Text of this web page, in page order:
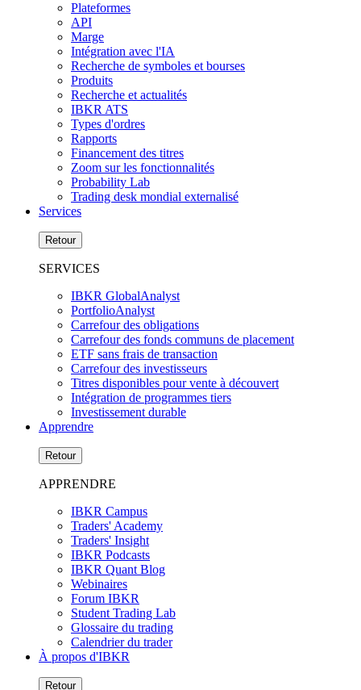
Plateformes
API
Marge
Intégration avec l'IA
Recherche de symboles et bourses
Produits
Recherche et actualités
IBKR ATS
Types d'ordres
Rapports
Financement des titres
Zoom sur les fonctionnalités
Probability Lab
Trading desk mondial externalisé
Services
Retour
SERVICES
IBKR GlobalAnalyst
PortfolioAnalyst
Carrefour des obligations
Carrefour des fonds communs de placement
ETF sans frais de transaction
Carrefour des investisseurs
Titres disponibles pour vente à découvert
Intégration de programmes tiers
Investissement durable
Apprendre
Retour
APPRENDRE
IBKR Campus
Traders' Academy
Traders' Insight
IBKR Podcasts
IBKR Quant Blog
Webinaires
Forum IBKR
Student Trading Lab
Glossaire du trading
Calendrier du trader
À propos d'IBKR
Retour